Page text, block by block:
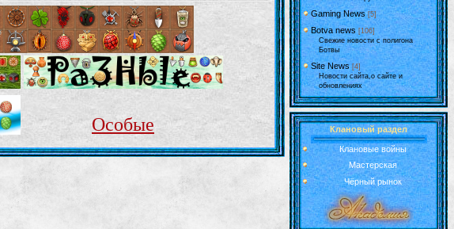
Особые
Gaming News [5]
Botva news [106]
Свежие новости с полигона
Ботвы
Site News [4]
Новости сайта,о сайте и
обновлениях
Клановый раздел
Клановые войны
Мастерская
Чёрный рынок